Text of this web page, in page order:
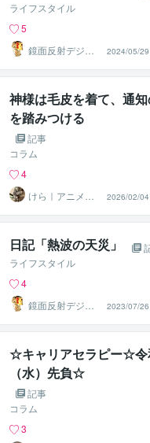
ライフスタイル
5
鏡面反射デジタ
ルアート製作所
（鈴木穣）
2024/05/29
神様は毛皮を着て、通
を踏みつける
記事
コラム
4
けら｜アニメ・
MV・IT・経営一
撃解決
2026/02/04
日記「熱波の天災」
ライフスタイル
4
鏡面反射デジタ
ルアート製作所
（鈴木穣）
2023/07/26
☆キャリアセラピー☆令
（水）先負☆
記事
コラム
3